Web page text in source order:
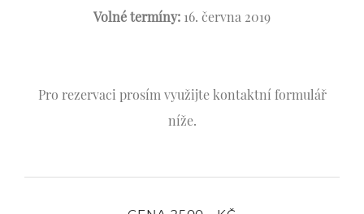
Volné termíny: 16. června 2019
Pro rezervaci prosím využijte kontaktní formulář
níže.